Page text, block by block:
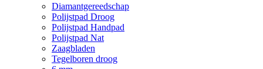
Diamantgereedschap
Polijstpad Droog
Polijstpad Handpad
Polijstpad Nat
Zaagbladen
Tegelboren droog